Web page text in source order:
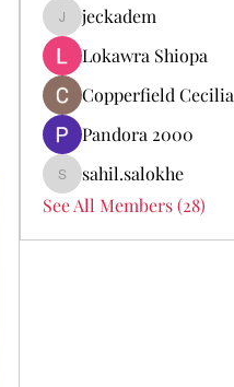
jeckadem
jeckadem
Lokawra Shiopa
Copperfield Cecilia
Pandora 2000
sahil.salokhe
sahil.salokhe
See All Members (28)